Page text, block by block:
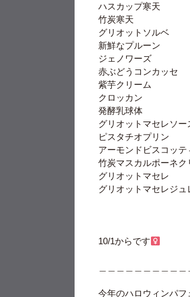
ハスカップ寒天
竹炭寒天
グリオットソルベ
新鮮なプルーン
ジェノワーズ
赤ぶどうコンカッセ
紫芋クリーム
クロッカン
発酵乳球体
グリオットマセレソー
ピスタチオプリン
アーモンドビスコッテ
竹炭マスカルポーネク
グリオットマセレ
グリオットマセレジュ
10/1からです‍
今年のハロウィンパフ